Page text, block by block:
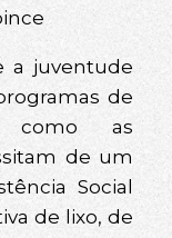
a juventude
de
como as
de um
Social
de lixo, de